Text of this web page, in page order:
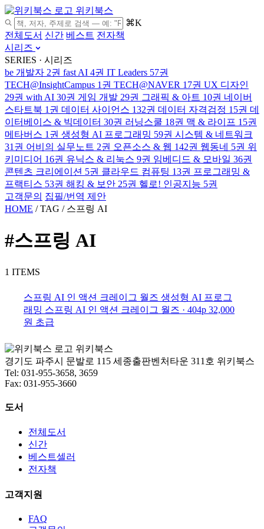
위키북스
⌘K
전체도서 신간 베스트 전자책
시리즈
SERIES · 시리즈
be 개발자 2권 fast AI 4권 IT Leaders 57권
TECH@InsightCampus 1권 TECH@NAVER 17권 UX 디자인
29권 with AI 30권 게임 개발 29권 그래픽 & 아트 10권 네이버
스타트북 1권 데이터 사이언스 132권 데이터 자격검정 15권 데
이터베이스 & 빅데이터 30권 러닝스쿨 18권 맥 & 라이프 15권
메타버스 1권 생성형 AI 프로그래밍 59권 시스템 & 네트워크
31권 어비의 실무노트 2권 오픈소스 & 웹 142권 웹동네 5권 위
키미디어 16권 유닉스 & 리눅스 9권 임베디드 & 모바일 36권
콘텐츠 크리에이션 5권 클라우드 컴퓨팅 13권 프로그래밍 &
프랙티스 53권 해킹 & 보안 25권 헬로! 인공지능 5권
고객문의 집필/번역 제안
HOME / TAG / 스프링 AI
#스프링 AI
1 ITEMS
스프링 AI 인 액션 크레이그 월즈 생성형 AI 프로그
래밍 스프링 AI 인 액션 크레이그 월즈 · 404p 32,000
원 초급
위키북스
경기도 파주시 문발로 115 세종출판벤처타운 311호 위키북스
Tel: 031-955-3658, 3659
Fax: 031-955-3660
도서
전체도서
신간
베스트셀러
전자책
고객지원
FAQ